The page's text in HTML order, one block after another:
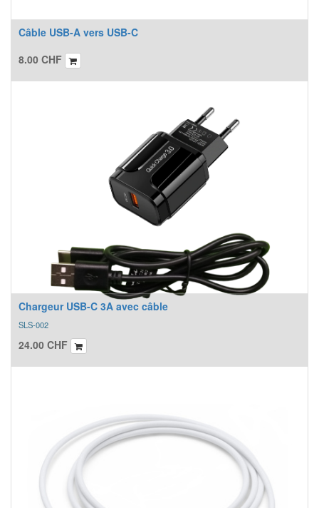
Câble USB-A vers USB-C
8.00 CHF
Chargeur USB-C 3A avec câble
SLS-002
24.00 CHF